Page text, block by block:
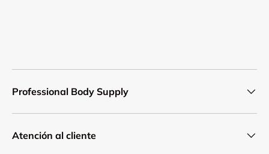
Professional Body Supply
Atención al cliente